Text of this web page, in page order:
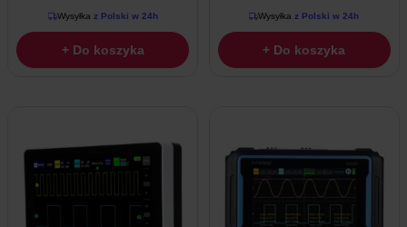
Wysyłka z Polski w 24h
+ Do koszyka
Wysyłka z Polski w 24h
+ Do koszyka